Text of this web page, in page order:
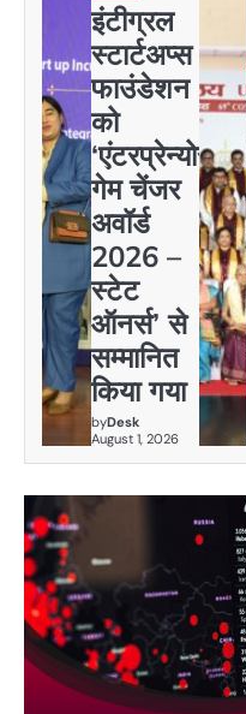
इंटीग्रल
स्टार्टअप्स
फाउंडेशन
को
‘एंटरप्रेन्योर
गेम चेंजर
अवॉर्ड
2026 –
स्टेट
ऑनर्स’ से
सम्मानित
किया गया
byDesk
August 1, 2026